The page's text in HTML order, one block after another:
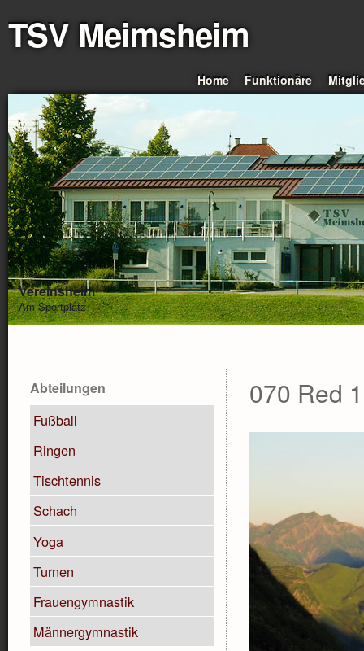
TSV Meimsheim
Home Funktionäre
Vereinsheim
Am Sportplatz
Abteilungen
Fußball
Ringen
Tischtennis
Schach
Yoga
Turnen
Frauengymnastik
Männergymnastik
070 Red 1